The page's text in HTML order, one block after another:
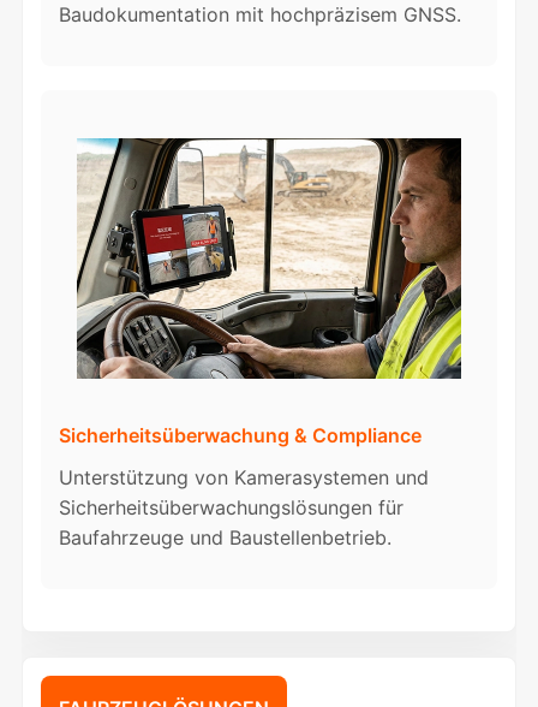
Baudokumentation mit hochpräzisem GNSS.
Sicherheitsüberwachung & Compliance
Unterstützung von Kamerasystemen und
Sicherheitsüberwachungslösungen für
Baufahrzeuge und Baustellenbetrieb.